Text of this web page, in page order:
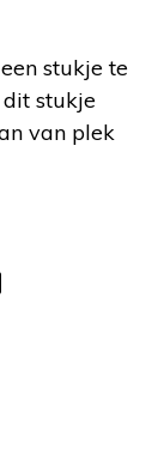
stukje te
stukje
van plek